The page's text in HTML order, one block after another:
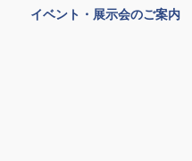
イベント・展示会のご案内